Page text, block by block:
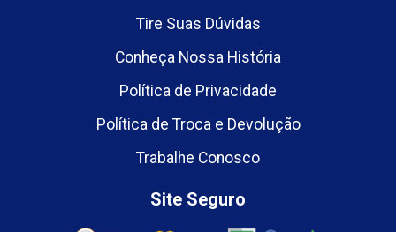
Tire Suas Dúvidas
Conheça Nossa História
Política de Privacidade
Política de Troca e Devolução
Trabalhe Conosco
Site Seguro